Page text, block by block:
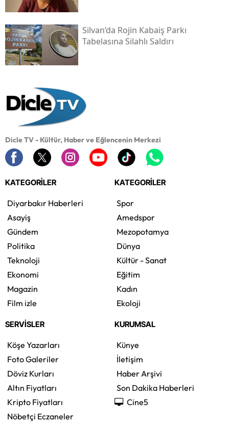
Silvan’da Rojin Kabaiş Parkı
Tabelasına Silahlı Saldırı
Dicle TV - Kültür, Haber ve Eğlencenin Merkezi
KATEGORİLER
Diyarbakır Haberleri
Asayiş
Gündem
Politika
Teknoloji
Ekonomi
Magazin
Film izle
KATEGORİLER
Spor
Amedspor
Mezopotamya
Dünya
Kültür - Sanat
Eğitim
Kadın
Ekoloji
SERVİSLER
Köşe Yazarları
Foto Galeriler
Döviz Kurları
Altın Fiyatları
Kripto Fiyatları
Nöbetçi Eczaneler
KURUMSAL
Künye
İletişim
Haber Arşivi
Son Dakika Haberleri
Cine5